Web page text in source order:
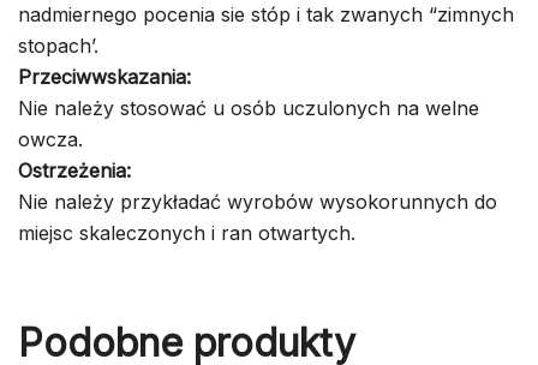
nadmiernego pocenia sie stóp i tak zwanych “zimnych
stopach’.
Przeciwwskazania:
Nie należy stosować u osób uczulonych na welne
owcza.
Ostrzeżenia:
Nie należy przykładać wyrobów wysokorunnych do
miejsc skaleczonych i ran otwartych.
Podobne produkty